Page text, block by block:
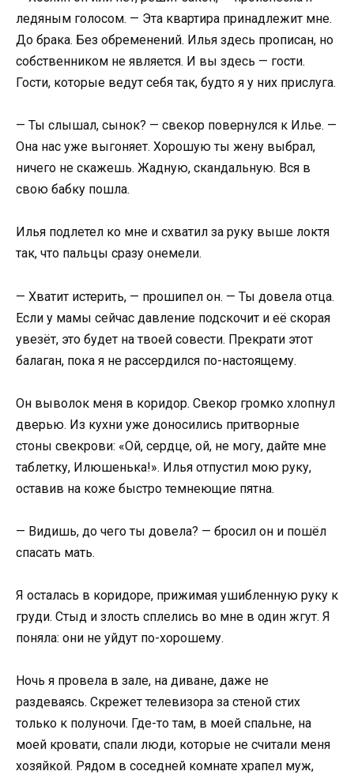
ледяным голосом. — Эта квартира принадлежит мне.
До брака. Без обременений. Илья здесь прописан, но
собственником не является. И вы здесь — гости.
Гости, которые ведут себя так, будто я у них прислуга.
— Ты слышал, сынок? — свекор повернулся к Илье. —
Она нас уже выгоняет. Хорошую ты жену выбрал,
ничего не скажешь. Жадную, скандальную. Вся в
свою бабку пошла.
Илья подлетел ко мне и схватил за руку выше локтя
так, что пальцы сразу онемели.
— Хватит истерить, — прошипел он. — Ты довела отца.
Если у мамы сейчас давление подскочит и её скорая
увезёт, это будет на твоей совести. Прекрати этот
балаган, пока я не рассердился по-настоящему.
Он выволок меня в коридор. Свекор громко хлопнул
дверью. Из кухни уже доносились притворные
стоны свекрови: «Ой, сердце, ой, не могу, дайте мне
таблетку, Илюшенька!». Илья отпустил мою руку,
оставив на коже быстро темнеющие пятна.
— Видишь, до чего ты довела? — бросил он и пошёл
спасать мать.
Я осталась в коридоре, прижимая ушибленную руку к
груди. Стыд и злость сплелись во мне в один жгут. Я
поняла: они не уйдут по-хорошему.
Ночь я провела в зале, на диване, даже не
раздеваясь. Скрежет телевизора за стеной стих
только к полуночи. Где-то там, в моей спальне, на
моей кровати, спали люди, которые не считали меня
хозяйкой. Рядом в соседней комнате храпел муж,